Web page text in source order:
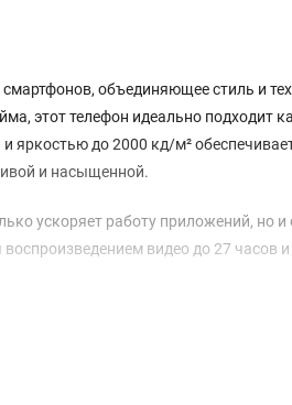
объединяющее стиль и
этот телефон идеально подходит
яркостью до 2000 кд/м²
и насыщенной.
ускоряет работу приложений, но и
видео до 27 часов и
Основная камера с